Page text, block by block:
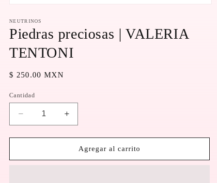
multimedia
1
en
ventana
modal
NEUTRINOS
Piedras preciosas | VALERIA
TENTONI
Precio
$ 250.00 MXN
Cantidad
Reducir
cantidad
para
preciosas
Aumentar
cantidad
para
Piedras
preciosas
Agregar al carrito